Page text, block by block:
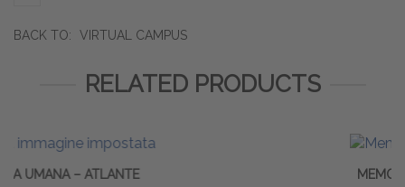
BACK TO: VIRTUAL CAMPUS
RELATED PRODUCTS